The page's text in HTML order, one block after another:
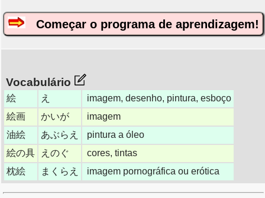
Começar o programa de aprendizagem!
Vocabulário
絵 え
imagem, desenho, pintura, esboço
絵画
かいが
imagem
油絵
あぶらえ
pintura a óleo
絵の具
えのぐ
cores, tintas
枕絵
まくらえ imagem pornográfica ou erótica